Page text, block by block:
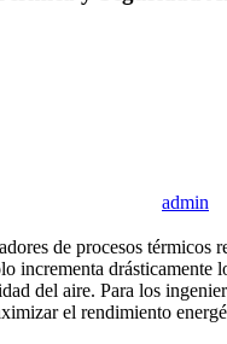
admin
de procesos
del aire. Para los
el rendimiento